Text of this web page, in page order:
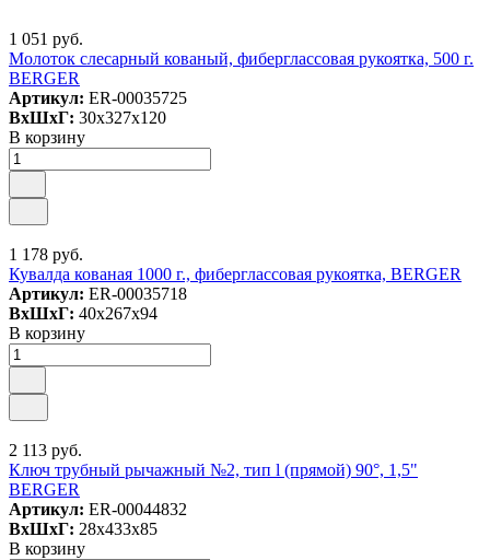
1 051 руб.
Молоток слесарный кованый, фиберглассовая рукоятка, 500 г.
BERGER
Артикул: ER-00035725
ВxШxГ: 30x327x120
В корзину
1 178 руб.
Кувалда кованая 1000 г., фиберглассовая рукоятка, BERGER
Артикул: ER-00035718
ВxШxГ: 40x267x94
В корзину
2 113 руб.
Ключ трубный рычажный №2, тип l (прямой) 90°, 1,5"
BERGER
Артикул: ER-00044832
ВxШxГ: 28x433x85
В корзину